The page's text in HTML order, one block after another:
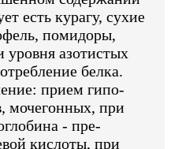
есть курагу, сухие
помидоры,
азотистых
белка.
прием гипо-
мочегонных, при
- пре-
кислоты, при